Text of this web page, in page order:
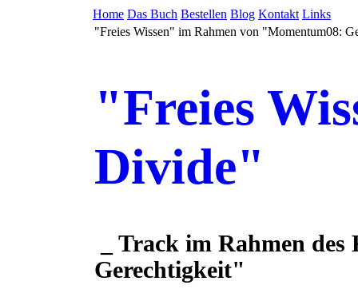
Home Das Buch Bestellen Blog Kontakt Links
"Freies Wissen" im Rahmen von "Momentum08:
"Freies
Divide"
_ Track im Rahmen
Gerechtigkeit"